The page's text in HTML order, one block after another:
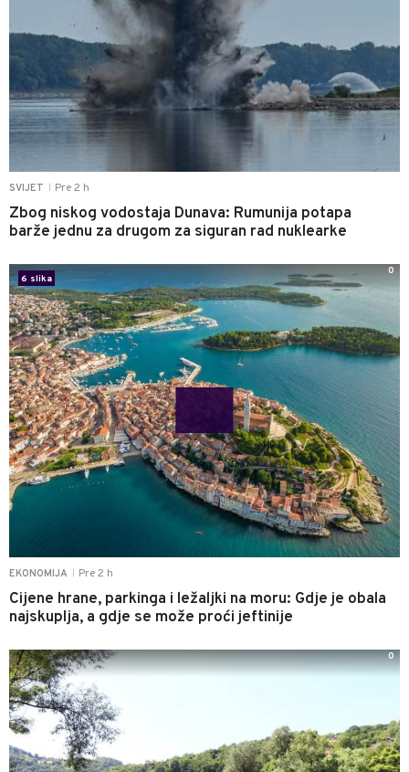
SVIJET Pre 2 h
Zbog niskog vodostaja Dunava: Rumunija potapa
barže jednu za drugom za siguran rad nuklearke
EKONOMIJA Pre 2 h
Cijene hrane, parkinga i ležaljki na moru: Gdje je obala
najskuplja, a gdje se može proći jeftinije
6 slika
0
0